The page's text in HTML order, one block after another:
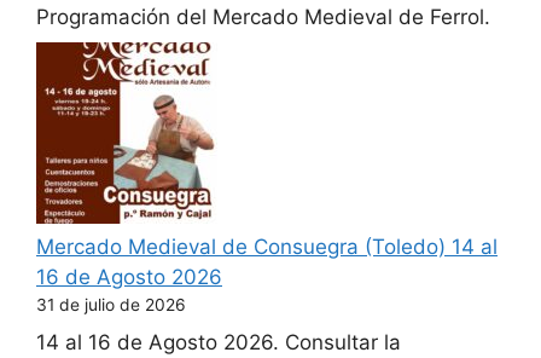
Programación del Mercado Medieval de Ferrol.
Mercado Medieval de Consuegra (Toledo) 14 al
16 de Agosto 2026
31 de julio de 2026
14 al 16 de Agosto 2026. Consultar la